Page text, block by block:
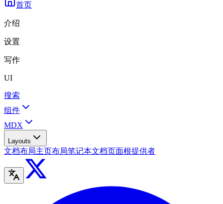
首页
介绍
设置
写作
UI
搜索
组件
MDX
Layouts
文档布局主页布局笔记本文档页面根提供者